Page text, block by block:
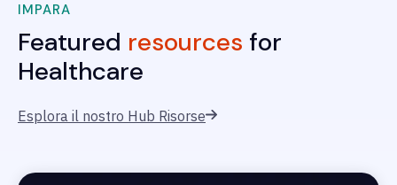
IMPARA
Featured resources for
Healthcare
Esplora il nostro Hub Risorse